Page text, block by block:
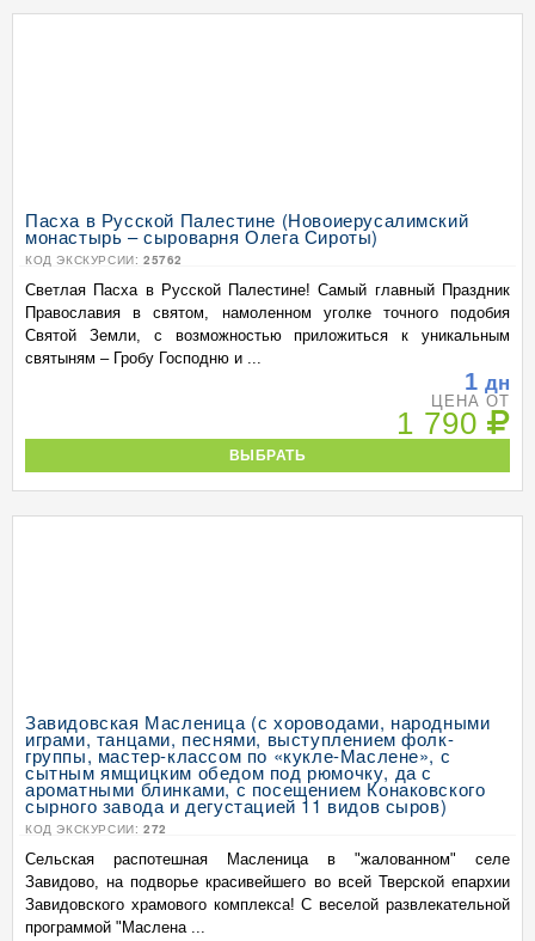
Пасха в Русской Палестине (Новоиерусалимский
монастырь – сыроварня Олега Сироты)
КОД ЭКСКУРСИИ: 25762
Светлая Пасха в Русской Палестине! Самый главный Праздник
Православия в святом, намоленном уголке точного подобия
Святой Земли, с возможностью приложиться к уникальным
святыням – Гробу Господню и ...
1 дн
ЦЕНА ОТ
1 790
ВЫБРАТЬ
Завидовская Масленица (с хороводами, народными
играми, танцами, песнями, выступлением фолк-
группы, мастер-классом по «кукле-Маслене», с
сытным ямщицким обедом под рюмочку, да с
ароматными блинками, с посещением Конаковского
сырного завода и дегустацией 11 видов сыров)
КОД ЭКСКУРСИИ: 272
Сельская распотешная Масленица в "жалованном" селе
Завидово, на подворье красивейшего во всей Тверской епархии
Завидовского храмового комплекса! С веселой развлекательной
программой "Маслена ...